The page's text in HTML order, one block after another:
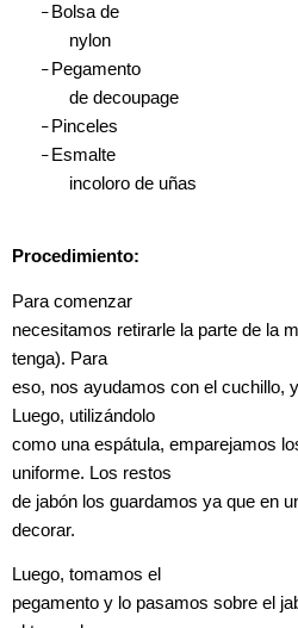
– Bolsa de
nylon
– Pegamento
de decoupage
– Pinceles
– Esmalte
incoloro de uñas
Procedimiento:
Para comenzar
necesitamos retirarle la parte de la
tenga). Para
eso, nos ayudamos con el cuchillo,
Luego, utilizándolo
como una espátula, emparejamos
uniforme. Los restos
de jabón los guardamos ya que en
decorar.
Luego, tomamos el
pegamento y lo pasamos sobre el